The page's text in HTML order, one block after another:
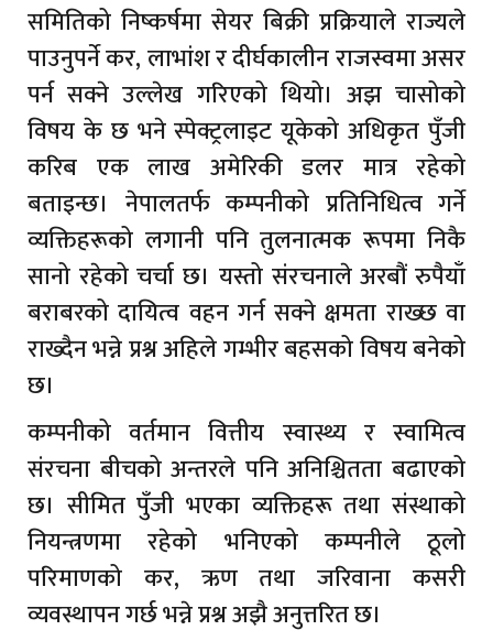
समितिको निष्कर्षमा सेयर बिक्री प्रक्रियाले राज्यले
पाउनुपर्ने कर, लाभांश र दीर्घकालीन राजस्वमा असर
पर्न सक्ने उल्लेख गरिएको थियो। अझ चासोको
विषय के छ भने स्पेक्ट्रलाइट यूकेको अधिकृत पुँजी
करिब एक लाख अमेरिकी डलर मात्र रहेको
बताइन्छ। नेपालतर्फ कम्पनीको प्रतिनिधित्व गर्ने
व्यक्तिहरूको लगानी पनि तुलनात्मक रूपमा निकै
सानो रहेको चर्चा छ। यस्तो संरचनाले अरबौं रुपैयाँ
बराबरको दायित्व वहन गर्न सक्ने क्षमता राख्छ वा
राख्दैन भन्ने प्रश्न अहिले गम्भीर बहसको विषय बनेको
छ।
कम्पनीको वर्तमान वित्तीय स्वास्थ्य र स्वामित्व
संरचना बीचको अन्तरले पनि अनिश्चितता बढाएको
छ। सीमित पुँजी भएका व्यक्तिहरू तथा संस्थाको
नियन्त्रणमा रहेको भनिएको कम्पनीले ठूलो
परिमाणको कर, ऋण तथा जरिवाना कसरी
व्यवस्थापन गर्छ भन्ने प्रश्न अझै अनुत्तरित छ।